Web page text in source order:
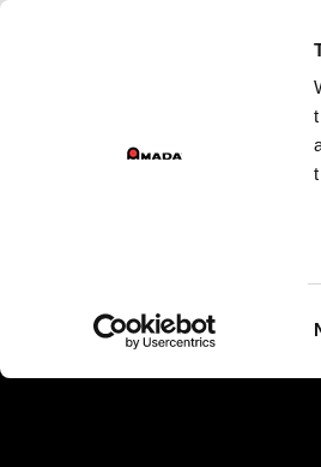
Main Navigation